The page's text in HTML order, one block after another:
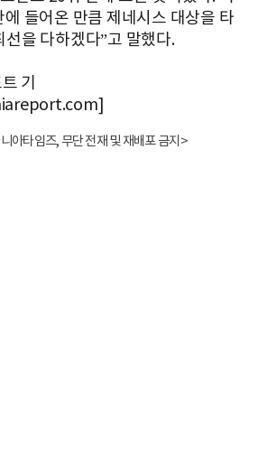
에 들어온 만큼 제네시스 대상을 타
선을 다하겠다”고 말했다.
기
아타임즈, 무단 전재 및 재배포 금지>